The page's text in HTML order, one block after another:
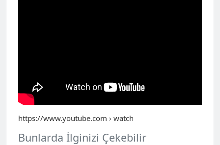
https://www.youtube.com › watch
Bunlarda İlginizi Çekebilir